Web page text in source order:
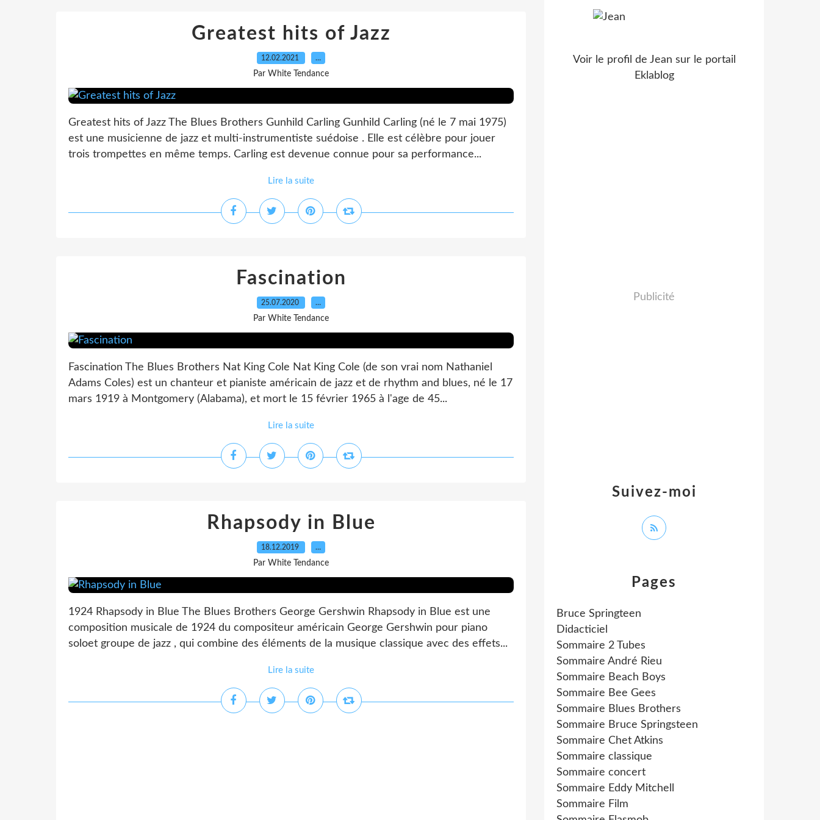
Greatest hits of Jazz
12.02.2021 …
Par White Tendance
Greatest hits of Jazz The Blues Brothers Gunhild Carling Gunhild Carling (né le 7 mai 1975)
est une musicienne de jazz et multi-instrumentiste suédoise . Elle est célèbre pour jouer
trois trompettes en même temps. Carling est devenue connue pour sa performance...
Lire la suite
Fascination
25.07.2020 …
Par White Tendance
Fascination The Blues Brothers Nat King Cole Nat King Cole (de son vrai nom Nathaniel
Adams Coles) est un chanteur et pianiste américain de jazz et de rhythm and blues, né le 17
mars 1919 à Montgomery (Alabama), et mort le 15 février 1965 à l'age de 45...
Lire la suite
Rhapsody in Blue
18.12.2019 …
Par White Tendance
1924 Rhapsody in Blue The Blues Brothers George Gershwin Rhapsody in Blue est une
composition musicale de 1924 du compositeur américain George Gershwin pour piano
soloet groupe de jazz , qui combine des éléments de la musique classique avec des effets...
Lire la suite
Pages
Bruce Springteen
Didacticiel
Sommaire 2 Tubes
Sommaire André Rieu
Sommaire Beach Boys
Sommaire Bee Gees
Sommaire Blues Brothers
Sommaire Bruce Springsteen
Sommaire Chet Atkins
Sommaire classique
Sommaire concert
Sommaire Eddy Mitchell
Sommaire Film
Suivez-moi
Voir le profil de Jean sur le portail
Eklablog
Publicité